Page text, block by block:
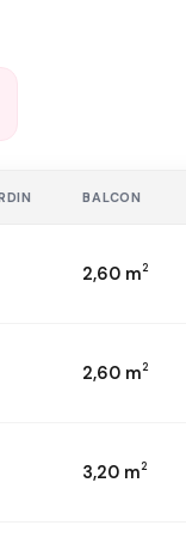
BALCON
2,60 m2
2,60 m2
3,20 m2